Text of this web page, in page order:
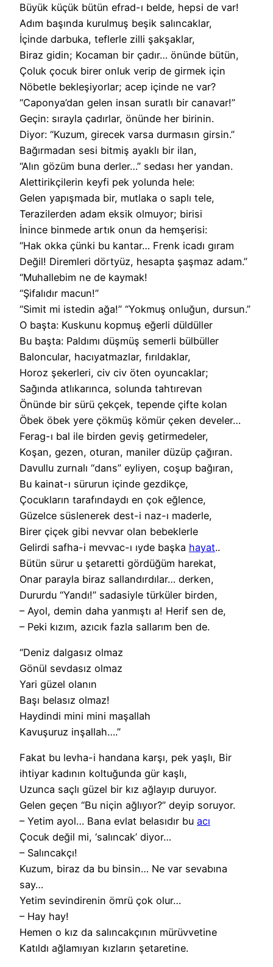
Büyük küçük bütün efrad-ı belde, hepsi de var!
Adım başında kurulmuş beşik salıncaklar,
İçinde darbuka, teflerle zilli şakşaklar,
Biraz gidin; Kocaman bir çadır… önünde bütün,
Çoluk çocuk birer onluk verip de girmek için
Nöbetle bekleşiyorlar; acep içinde ne var?
“Caponya’dan gelen insan suratlı bir canavar!”
Geçin: sırayla çadırlar, önünde her birinin.
Diyor: “Kuzum, girecek varsa durmasın girsin.”
Bağırmadan sesi bitmiş ayaklı bir ilan,
“Alın gözüm buna derler…” sedası her yandan.
Alettirikçilerin keyfi pek yolunda hele:
Gelen yapışmada bir, mutlaka o saplı tele,
Terazilerden adam eksik olmuyor; birisi
İnince binmede artık onun da hemşerisi:
“Hak okka çünki bu kantar… Frenk icadı gıram
Değil! Diremleri dörtyüz, hesapta şaşmaz adam.”
“Muhallebim ne de kaymak!
“Şifalıdır macun!”
“Simit mi istedin ağa!” “Yokmuş onluğun, dursun.”
O başta: Kuskunu kopmuş eğerli düldüller
Bu başta: Paldımı düşmüş semerli bülbüller
Baloncular, hacıyatmazlar, fırıldaklar,
Horoz şekerleri, civ civ öten oyuncaklar;
Sağında atlıkarınca, solunda tahtırevan
Önünde bir sürü çekçek, tepende çifte kolan
Öbek öbek yere çökmüş kömür çeken develer…
Ferag-ı bal ile birden geviş getirmedeler,
Koşan, gezen, oturan, maniler düzüp çağıran.
Davullu zurnalı “dans” eyliyen, coşup bağıran,
Bu kainat-ı sürurun içinde gezdikçe,
Çocukların tarafındaydı en çok eğlence,
Güzelce süslenerek dest-i naz-ı maderle,
Birer çiçek gibi nevvar olan bebeklerle
Gelirdi safha-i mevvac-ı ıyde başka hayat..
Bütün sürur u şetaretti gördüğüm harekat,
Onar parayla biraz sallandırdılar… derken,
Dururdu “Yandı!” sadasiyle türküler birden,
– Ayol, demin daha yanmıştı a! Herif sen de,
– Peki kızım, azıcık fazla sallarım ben de.
“Deniz dalgasız olmaz
Gönül sevdasız olmaz
Yari güzel olanın
Başı belasız olmaz!
Haydindi mini mini maşallah
Kavuşuruz inşallah….”
Fakat bu levha-i handana karşı, pek yaşlı, Bir
ihtiyar kadının koltuğunda gür kaşlı,
Uzunca saçlı güzel bir kız ağlayıp duruyor.
Gelen geçen “Bu niçin ağlıyor?” deyip soruyor.
– Yetim ayol… Bana evlat belasıdır bu acı
Çocuk değil mi, ‘salıncak’ diyor…
– Salıncakçı!
Kuzum, biraz da bu binsin… Ne var sevabına
say…
Yetim sevindirenin ömrü çok olur…
– Hay hay!
Hemen o kız da salıncakçının mürüvvetine
Katıldı ağlamıyan kızların şetaretine.